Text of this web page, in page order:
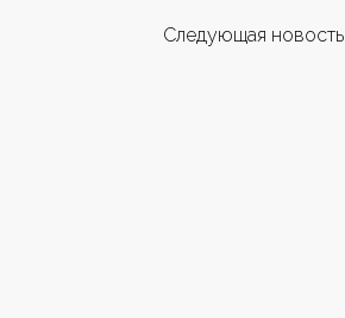
Следующая новость